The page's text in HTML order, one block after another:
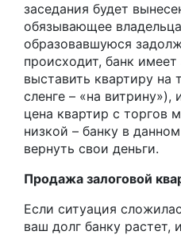
заседания будет
обязывающее
образовавшуюся
происходит, банк имеет
выставить квартиру на
сленге – «на витрину»),
цена квартир с торгов
низкой – банку в
вернуть свои деньги.
Продажа залоговой
Если ситуация
ваш долг банку